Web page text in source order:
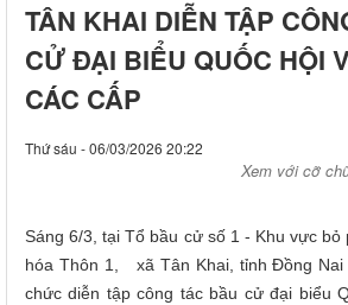
TÂN KHAI DIỄN TẬP
CỬ ĐẠI BIỂU QUỐC HỘI
CÁC CẤP
Thứ sáu - 06/03/2026 20:22
Xem với cỡ
Sáng 6/3, tại Tổ bầu cử số 1 - Khu vực bỏ
hóa Thôn 1, xã Tân Khai, tỉnh Đồng Nai
chức diễn tập công tác bầu cử đại biểu